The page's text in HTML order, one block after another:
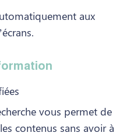
aux
vous permet de
contenus sans avoir à